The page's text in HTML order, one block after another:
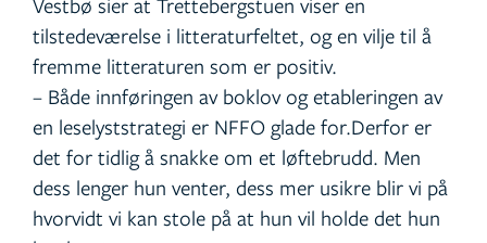
tilstedeværelse i litteraturfeltet, og en vilje til å
fremme litteraturen som er positiv.
– Både innføringen av boklov og etableringen av
en leselyststrategi er NFFO glade for.Derfor er
det for tidlig å snakke om et løftebrudd. Men
dess lenger hun venter, dess mer usikre blir vi på
hvorvidt vi kan stole på at hun vil holde det hun